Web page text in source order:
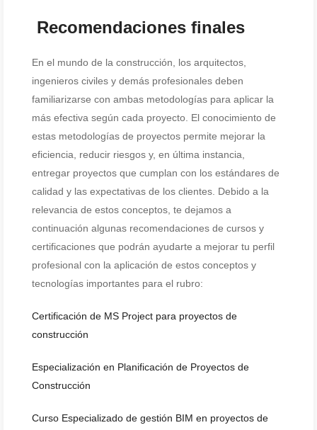
Recomendaciones finales
En el mundo de la construcción, los arquitectos,
ingenieros civiles y demás profesionales deben
familiarizarse con ambas metodologías para aplicar la
más efectiva según cada proyecto. El conocimiento de
estas metodologías de proyectos permite mejorar la
eficiencia, reducir riesgos y, en última instancia,
entregar proyectos que cumplan con los estándares de
calidad y las expectativas de los clientes. Debido a la
relevancia de estos conceptos, te dejamos a
continuación algunas recomendaciones de cursos y
certificaciones que podrán ayudarte a mejorar tu perfil
profesional con la aplicación de estos conceptos y
tecnologías importantes para el rubro:
Certificación de MS Project para proyectos de
construcción
Especialización en Planificación de Proyectos de
Construcción
Curso Especializado de gestión BIM en proyectos de